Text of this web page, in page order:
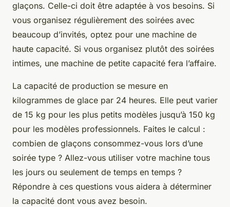
glaçons. Celle-ci doit être adaptée à vos besoins. Si
vous organisez régulièrement des soirées avec
beaucoup d’invités, optez pour une machine de
haute capacité. Si vous organisez plutôt des soirées
intimes, une machine de petite capacité fera l’affaire.
La capacité de production se mesure en
kilogrammes de glace par 24 heures. Elle peut varier
de 15 kg pour les plus petits modèles jusqu’à 150 kg
pour les modèles professionnels. Faites le calcul :
combien de glaçons consommez-vous lors d’une
soirée type ? Allez-vous utiliser votre machine tous
les jours ou seulement de temps en temps ?
Répondre à ces questions vous aidera à déterminer
la capacité dont vous avez besoin.